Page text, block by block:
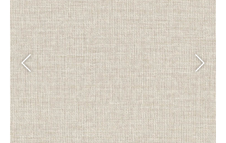
カーテン
床材
ブランド・コレクション
Lilycolor Coordinate 着せ替えシミュレーション
カタログ一覧 トップ
壁紙
カーテン
床材
サステナブル商品
ノンワックス床タイル
壁紙機能性ガイド
施工事例
施工事例 トップ
医療・福祉施設
ホテル・オフィス・店舗
モデルハウス
新築戸建・マンション
#リリカラのある暮らし
リリカラノート
ショールーム
ショールーム トップ
東京ショールーム
お客様サポート